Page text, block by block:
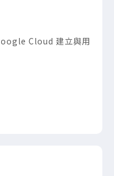
Cloud 建立與用